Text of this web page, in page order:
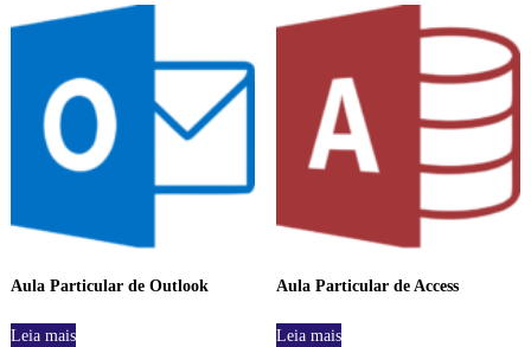
Aula Particular de Outlook
Leia mais
Aula Particular de Access
Leia mais